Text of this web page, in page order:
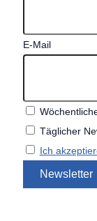
E-Mail
Täglicher
Ich